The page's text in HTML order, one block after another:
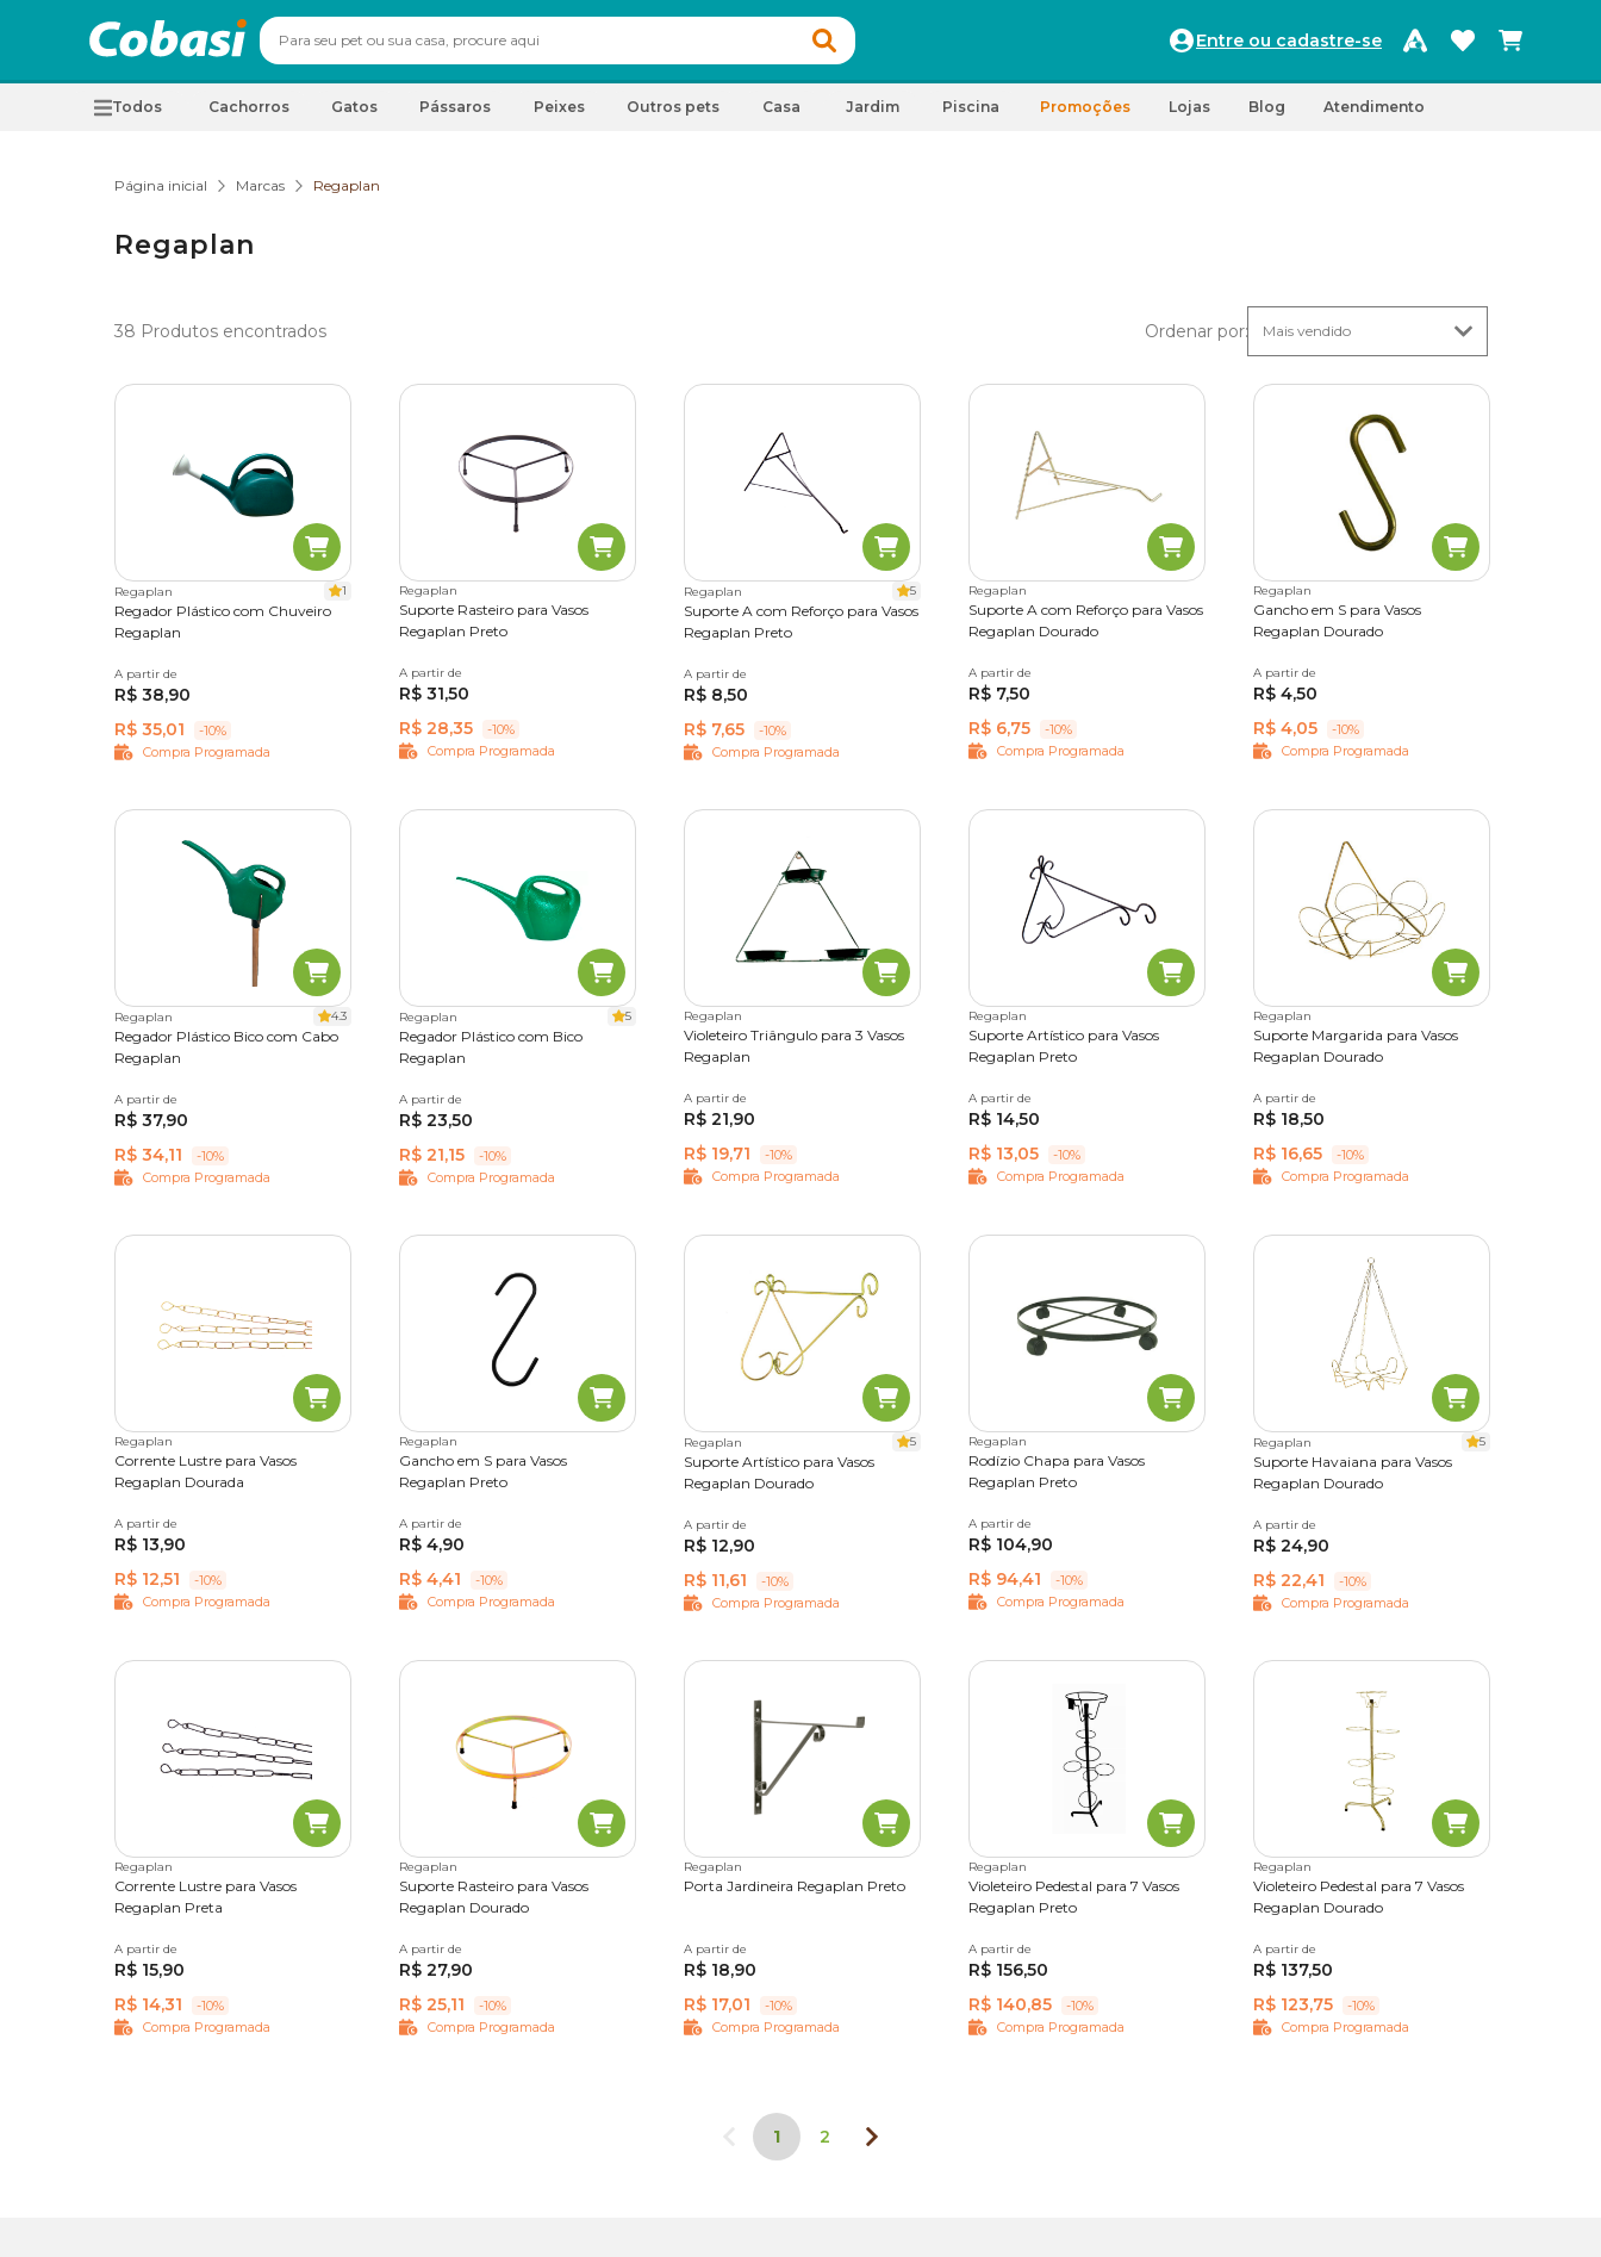
Entre ou cadastre-se
Todos Cachorros Gatos Pássaros Peixes Outros pets Casa Jardim Piscina Promoções Lojas Blog Atendimento
Página inicial Marcas Regaplan
Regaplan
38 Produtos encontrados Ordenar por:
Regaplan 1
Regador Plástico com Chuveiro
Regaplan
4,5 L
A partir de
R$ 38,90
R$ 35,01
-10%
Compra Programada
Regaplan
Suporte Rasteiro para Vasos
Regaplan Preto
N°01 N°02
N°06
N°05
A partir de
R$ 31,50
R$ 28,35
-10%
Compra Programada
Regaplan 5
Suporte A com Reforço para Vasos
Regaplan Preto
N°01 N°02
A partir de
R$ 8,50
R$ 7,65
-10%
Compra Programada
Regaplan
Suporte A com Reforço para Vasos
Regaplan Dourado
N°01 N°02
A partir de
R$ 7,50
R$ 6,75
-10%
Compra Programada
Regaplan
Gancho em S para Vasos
Regaplan Dourado
P M
A partir de
R$ 4,50
R$ 4,05
-10%
Compra Programada
Regaplan 4.3
Regador Plástico Bico com Cabo
Regaplan
1 L
A partir de
R$ 37,90
R$ 34,11
-10%
Compra Programada
Regaplan 5
Regador Plástico com Bico
Regaplan
2 L
A partir de
R$ 23,50
R$ 21,15
-10%
Compra Programada
Regaplan
Violeteiro Triângulo para 3 Vasos
Regaplan
Único
A partir de
R$ 21,90
R$ 19,71
-10%
Compra Programada
Regaplan
Suporte Artístico para Vasos
Regaplan Preto
N°01 N°02
A partir de
R$ 14,50
R$ 13,05
-10%
Compra Programada
Regaplan
Suporte Margarida para Vasos
Regaplan Dourado
N°01 N°02
A partir de
R$ 18,50
R$ 16,65
-10%
Compra Programada
Regaplan
Corrente Lustre para Vasos
Regaplan Dourada
50 cm
A partir de
R$ 13,90
R$ 12,51
-10%
Compra Programada
Regaplan
Gancho em S para Vasos
Regaplan Preto
P M
A partir de
R$ 4,90
R$ 4,41
-10%
Compra Programada
Regaplan 5
Suporte Artístico para Vasos
Regaplan Dourado
N°01 N°02
A partir de
R$ 12,90
R$ 11,61
-10%
Compra Programada
Regaplan
Rodízio Chapa para Vasos
Regaplan Preto
N°02
N°06
N°07
A partir de
R$ 104,90
R$ 94,41
-10%
Compra Programada
Regaplan 5
Suporte Havaiana para Vasos
Regaplan Dourado
N°01 N°02
A partir de
R$ 24,90
R$ 22,41
-10%
Compra Programada
Regaplan
Corrente Lustre para Vasos
Regaplan Preta
50 cm
A partir de
R$ 15,90
R$ 14,31
-10%
Compra Programada
Regaplan
Suporte Rasteiro para Vasos
Regaplan Dourado
N°01 N°02
N°05
A partir de
R$ 27,90
R$ 25,11
-10%
Compra Programada
Regaplan
Porta Jardineira Regaplan Preto
15 cm
A partir de
R$ 18,90
R$ 17,01
-10%
Compra Programada
Regaplan
Violeteiro Pedestal para 7 Vasos
Regaplan Preto
Único
A partir de
R$ 156,50
R$ 140,85
-10%
Compra Programada
Regaplan
Violeteiro Pedestal para 7 Vasos
Regaplan Dourado
Único
A partir de
R$ 137,50
R$ 123,75
-10%
Compra Programada
1 2